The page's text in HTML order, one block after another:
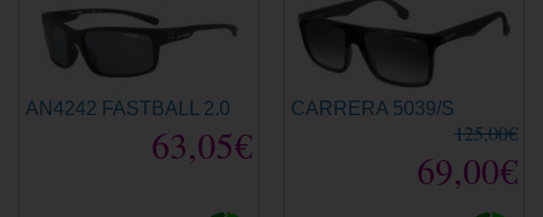
AN4242 FASTBALL 2.0
63,05€
CARRERA 5039/S
125,00€
69,00€